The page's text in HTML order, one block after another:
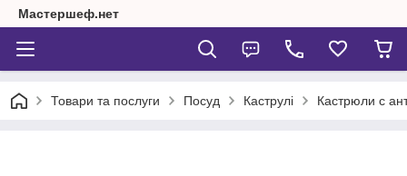
Мастершеф.нет
Товари та послуги Посуд Каструлі Кастрюли с